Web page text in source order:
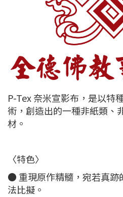
P-Tex 奈米宣影布，是以特
術，創造出的一種非紙類、
材。
〈特色〉
● 重現原作精髓，宛若真跡
法比擬。